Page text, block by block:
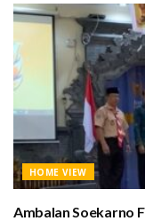
HOME VIEW
Ambalan Soekarno